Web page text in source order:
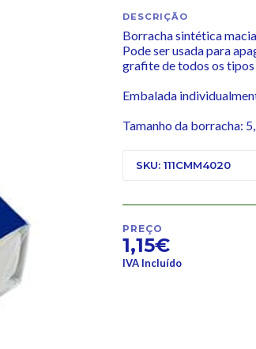
DESCRIÇÃO
Borracha sintética
Pode ser usada para
grafite de todos os tipos
Embalada
Tamanho da borracha:
SKU: 111CMM4020
PREÇO
1,15€
IVA Incluído